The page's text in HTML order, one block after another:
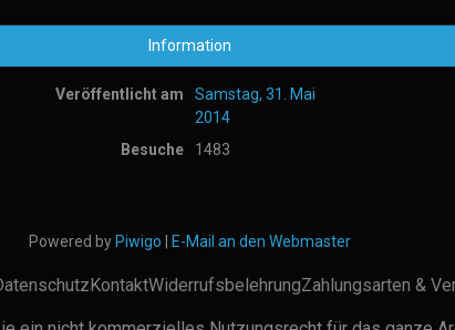
Information
Veröffentlicht am
Samstag, 31. Mai
2014
Besuche
1483
Powered by Piwigo E-Mail an den Webmaster
KontaktWiderrufsbelehrungZahlungsarten &